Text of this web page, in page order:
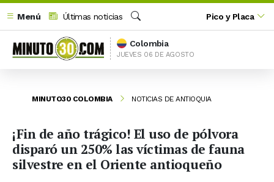
Menú
Últimas noticias
Buscar
Pico y Placa
Colombia
JUEVES 06 DE AGOSTO
MINUTO30 COLOMBIA NOTICIAS DE ANTIOQUIA
¡Fin de año trágico! El uso de pólvora
disparó un 250% las víctimas de fauna
silvestre en el Oriente antioqueño